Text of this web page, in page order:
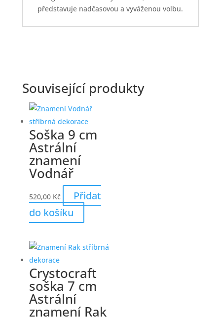
představuje nadčasovou a vyváženou volbu.
Související produkty
Soška 9 cm
Astrální
znamení
Vodnář
520,00 Kč
Přidat
do košíku
Crystocraft
soška 7 cm
Astrální
znamení Rak